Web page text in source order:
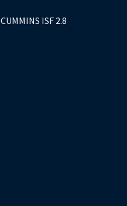
CUMMINS ISF 2.8